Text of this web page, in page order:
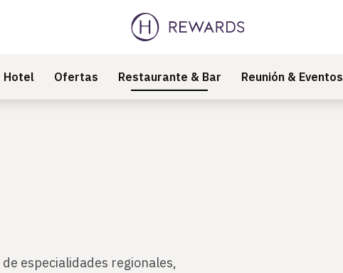
Hotel Ofertas Restaurante & Bar Reunión & Eventos
especialidades regionales,